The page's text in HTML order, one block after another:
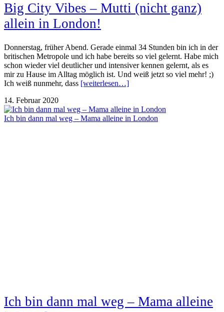
Big City Vibes – Mutti (nicht ganz)
allein in London!
Donnerstag, früher Abend. Gerade einmal 34 Stunden bin ich in der
britischen Metropole und ich habe bereits so viel gelernt. Habe mich
schon wieder viel deutlicher und intensiver kennen gelernt, als es
mir zu Hause im Alltag möglich ist. Und weiß jetzt so viel mehr! ;)
Ich weiß nunmehr, dass [weiterlesen…]
14. Februar 2020
Ich bin dann mal weg – Mama alleine in London
Ich bin dann mal weg – Mama alleine